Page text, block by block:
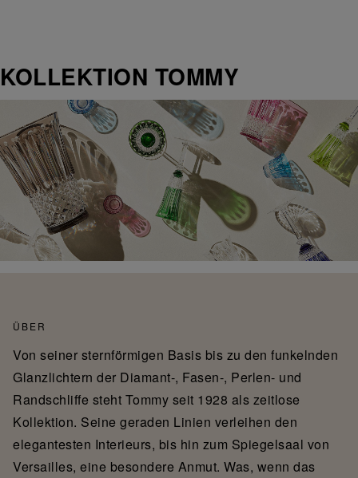
KOLLEKTION TOMMY
ÜBER
Von seiner sternförmigen Basis bis zu den funkelnden
Glanzlichtern der Diamant-, Fasen-, Perlen- und
Randschliffe steht Tommy seit 1928 als zeitlose
Kollektion. Seine geraden Linien verleihen den
elegantesten Interieurs, bis hin zum Spiegelsaal von
Versailles, eine besondere Anmut. Was, wenn das